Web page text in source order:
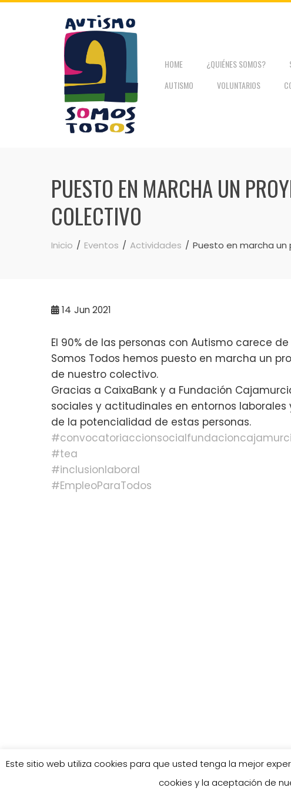
Skip
HOME ¿QUIÉNES SOMOS?
AUTISMO
VOLUNTARIOS
PUESTO EN MARCHA UN
COLECTIVO
Inicio Eventos Actividades Puesto en marcha
14 Jun 2021
El 90% de las personas con Autismo carece
Somos Todos hemos puesto en marcha un
de nuestro colectivo.
Gracias a CaixaBank y a Fundación
sociales y actitudinales en entornos
de la potencialidad de estas personas.
#tea
#inclusionlaboral
#EmpleoParaTodos
Este sitio web utiliza cookies para que usted tenga la mejor
cookies y la aceptación de